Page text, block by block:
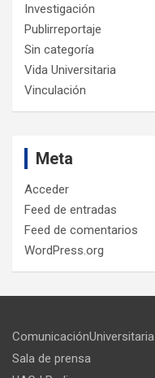
Investigación
Publirreportaje
Sin categoría
Vida Universitaria
Vinculación
Meta
Acceder
Feed de entradas
Feed de comentarios
WordPress.org
ComunicaciónUniversitaria
Sala de prensa